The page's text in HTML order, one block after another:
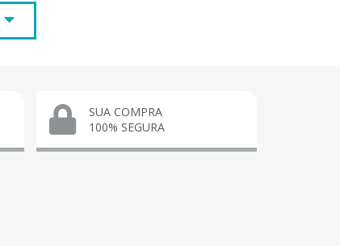
SUA COMPRA
100% SEGURA